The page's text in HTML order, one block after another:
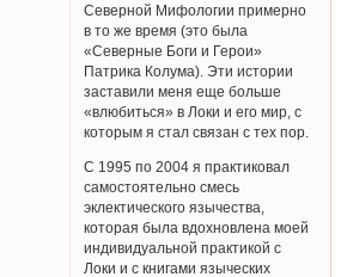
Северной Мифологии примерно
в то же время (это была
«Северные Боги и Герои»
Патрика Колума). Эти истории
заставили меня еще больше
«влюбиться» в Локи и его мир, с
которым я стал связан с тех пор.
С 1995 по 2004 я практиковал
самостоятельно смесь
эклектического язычества,
которая была вдохновлена моей
индивидуальной практикой с
Локи и с книгами языческих